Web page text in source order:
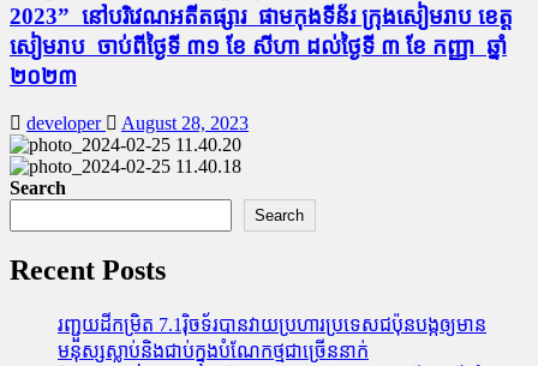
2023” នៅបរិវេណអតីតផ្សារ​ ផាមកុងទីន័រ ក្រុងសៀមរាប ខេត្ត
សៀមរាប ចាប់​ពី​ថ្ងៃទី ៣១ ខែ សីហា ដល់ថ្ងៃទី ៣ ខែ កញ្ញា ឆ្នាំ
២០២៣
developer August 28, 2023
Search
Search
Recent Posts
រញ្ជួយដីកម្រិត​ 7.1រ៉ិចទ័របានវាយប្រហារប្រទេសជប៉ុនបង្កឲ្យមាន
មនុស្សស្លាប់​និង​ជាប់ក្នុងបំណែកថ្មជាច្រើននាក់